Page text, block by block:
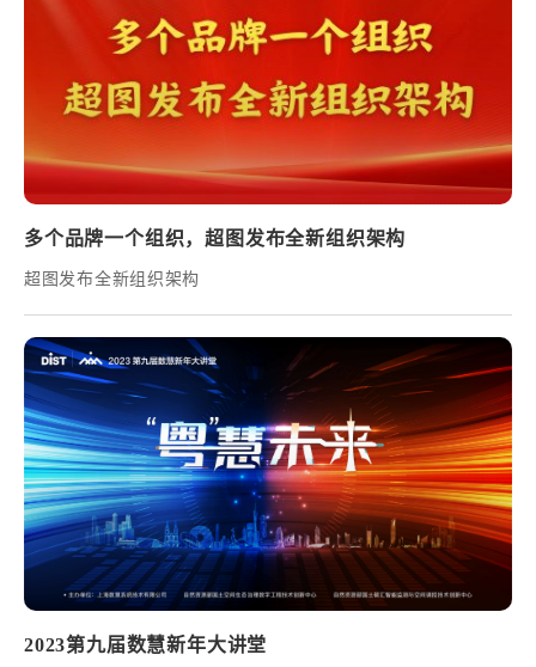
多个品牌一个组织，超图发布全新组织架构
超图发布全新组织架构
2023第九届数慧新年大讲堂